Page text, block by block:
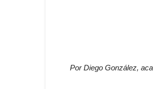
Por Diego González,